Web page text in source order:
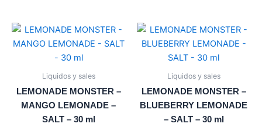
de
producto
de
producto
Liquidos y sales
LEMONADE MONSTER –
MANGO LEMONADE –
SALT – 30 ml
Este
producto
tiene
múltiples
Liquidos y sales
LEMONADE MONSTER –
BLUEBERRY LEMONADE
– SALT – 30 ml
Este
producto
tiene
múltiples